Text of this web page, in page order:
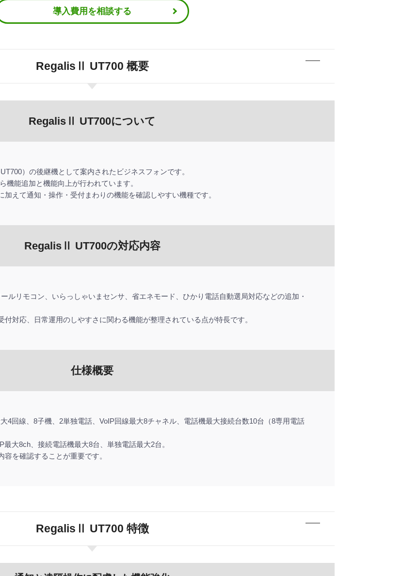
導入費用を相談する
RegalisⅡ UT700 概要
RegalisⅡ UT700について
）の後継機として案内されたビジネスフォンです。
機能追加と機能向上が行われています。
えて通知・操作・受付まわりの機能を確認しやすい機種です。
RegalisⅡ UT700の対応内容
ルリモコン、いらっしゃいまセンサ、省エネモード、ひかり電話自動選局対応などの追加・
対応、日常運用のしやすさに関わる機能が整理されている点が特長です。
仕様概要
4回線、8子機、2単独電話、VoIP回線最大8チャネル、電話機最大接続台数10台（8専用電話
大8ch、接続電話機最大8台、単独電話最大2台。
を確認することが重要です。
RegalisⅡ UT700 特徴